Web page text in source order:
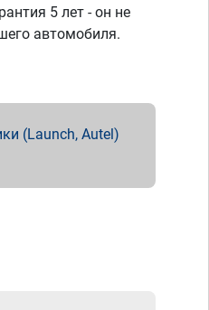
5 лет - он не
автомобиля.
(Launch, Autel)